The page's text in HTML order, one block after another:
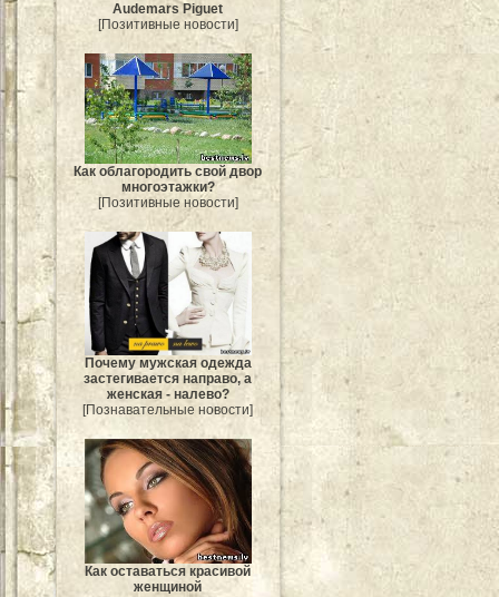
Audemars Piguet
[Позитивные новости]
Как облагородить свой двор
многоэтажки?
[Позитивные новости]
Почему мужская одежда
застегивается направо, а
женская - налево?
[Познавательные новости]
Как оставаться красивой
женщиной